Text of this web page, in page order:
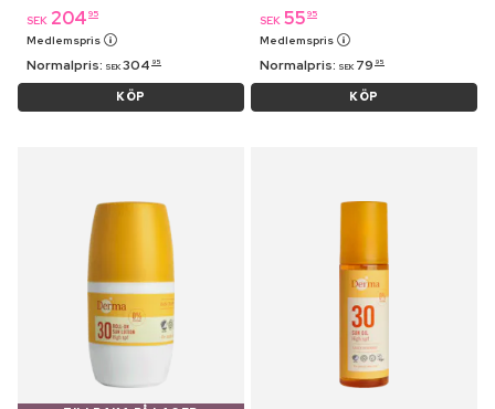
SEK 204 95
Medlemspris
Normalpris: SEK 304 95
KÖP
SEK 55 95
Medlemspris
Normalpris: SEK 79 95
KÖP